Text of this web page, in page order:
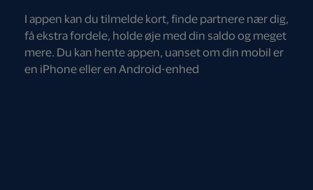
I appen kan du tilmelde kort, finde partnere nær dig,
få ekstra fordele, holde øje med din saldo og meget
mere. Du kan hente appen, uanset om din mobil er
en iPhone eller en Android-enhed